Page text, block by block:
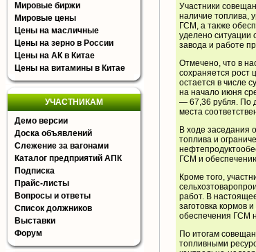
Мировые биржи
Мировые цены
Цены на масличные
Цены на зерно в России
Цены на АК в Китае
Цены на витамины в Китае
УЧАСТНИКАМ
Демо версии
Доска объявлений
Слежение за вагонами
Каталог предприятий АПК
Подписка
Прайс-листы
Вопросы и ответы
Список должников
Выставки
Форум
Участники
наличие топлива,
ГСМ, а также
уделено ситуации
завода и работе
Отмечено, что в
сохраняется рост
остается в числе
на начало июня
— 67,36 рубля. По
места
В ходе заседания
топлива и
ГСМ и
Кроме того,
работ. В
заготовка кормов
обеспечения ГСМ
По итогам
топливными